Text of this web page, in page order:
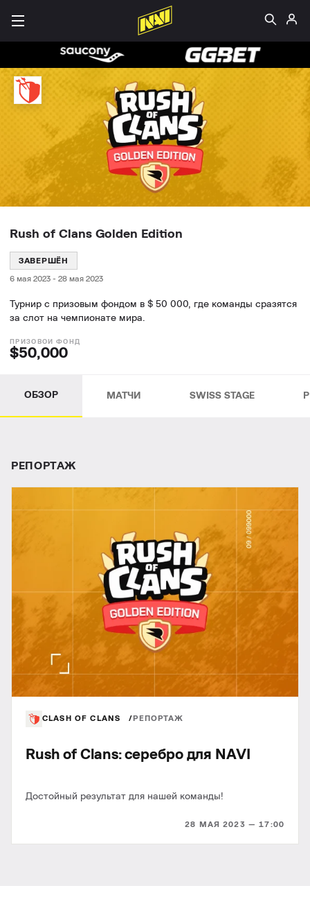
Rush of Clans Golden Edition
ЗАВЕРШЁН
6 мая 2023 - 28 мая 2023
Турнир с призовым фондом в $ 50 000, где команды сразятся
за слот на чемпионате мира.
$50,000
ОБЗОР МАТЧИ SWISS STAGE
РЕПОРТАЖ
CLASH OF CLANS РЕПОРТАЖ
28 МАЯ 2023 — 17:00
Rush of Clans: серебро для NAVI
Достойный результат для нашей команды!